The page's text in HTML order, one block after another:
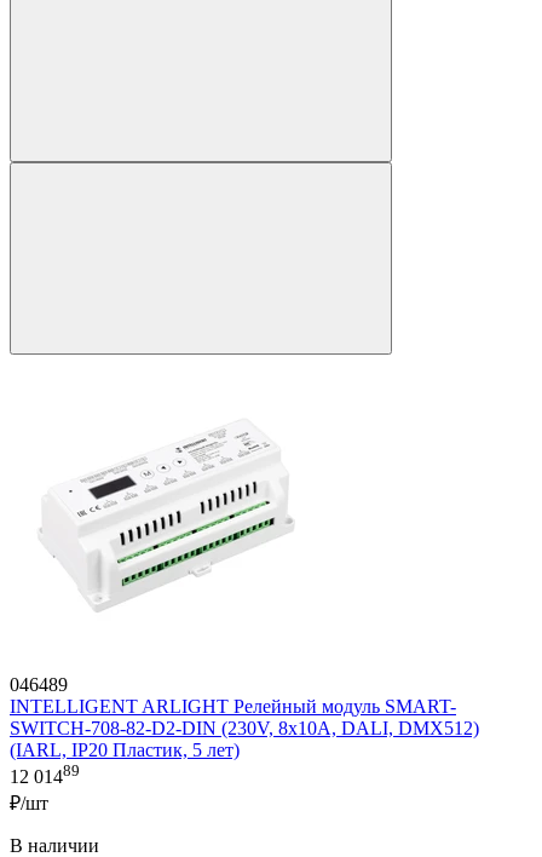
046489
INTELLIGENT ARLIGHT Релейный модуль SMART-
SWITCH-708-82-D2-DIN (230V, 8x10A, DALI, DMX512)
(IARL, IP20 Пластик, 5 лет)
12 01489
₽/шт
В наличии